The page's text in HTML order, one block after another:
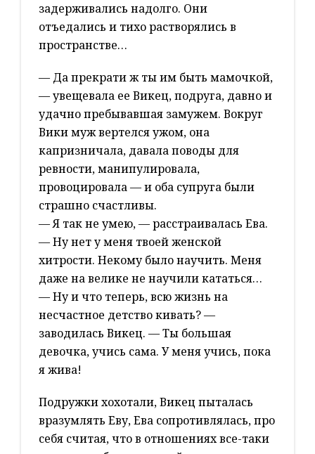
задерживались надолго. Они
отъедались и тихо растворялись в
пространстве…
— Да прекрати ж ты им быть мамочкой,
— увещевала ее Викец, подруга, давно и
удачно пребывавшая замужем. Вокруг
Вики муж вертелся ужом, она
капризничала, давала поводы для
ревности, манипулировала,
провоцировала — и оба супруга были
страшно счастливы.
— Я так не умею, — расстраивалась Ева.
— Ну нет у меня твоей женской
хитрости. Некому было научить. Меня
даже на велике не научили кататься…
— Ну и что теперь, всю жизнь на
несчастное детство кивать? —
заводилась Викец. — Ты большая
девочка, учись сама. У меня учись, пока
я жива!
Подружки хохотали, Викец пыталась
вразумлять Еву, Ева сопротивлялась, про
себя считая, что в отношениях все-таки